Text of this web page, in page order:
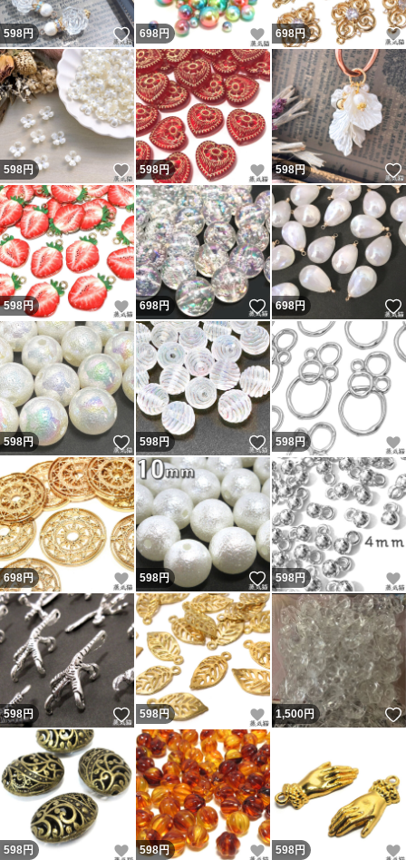
598円 いいね！
698円 いいね！
698円
598円 いいね！
598円 いいね！
598円
598円 いいね！
698円 いいね！
698円
598円 いいね！
598円 いいね！
598円
698円 いいね！
598円 いいね！
598円
598円 いいね！
598円 いいね！
1,500円
598円 いいね！
598円 いいね！
598円